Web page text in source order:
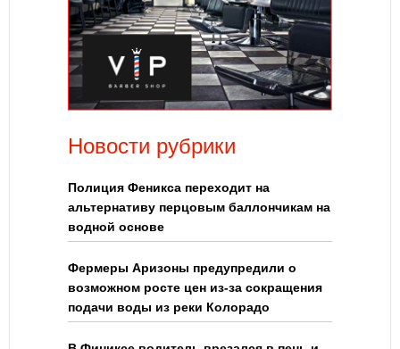
Новости рубрики
Полиция Феникса переходит на
альтернативу перцовым баллончикам на
водной основе
Фермеры Аризоны предупредили о
возможном росте цен из-за сокращения
подачи воды из реки Колорадо